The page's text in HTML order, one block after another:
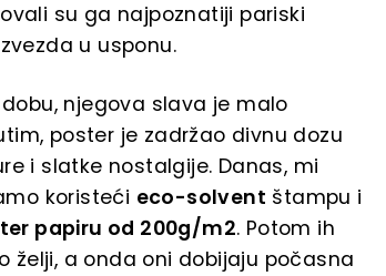
su ga najpoznatiji pariski
u usponu.
njegova slava je malo
poster je zadržao divnu dozu
i slatke nostalgije. Danas, mi
koristeći eco-solvent štampu i
papiru od 200g/m2. Potom ih
želji, a onda oni dobijaju počasna